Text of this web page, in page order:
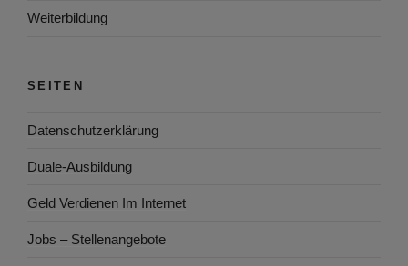
Weiterbildung
SEITEN
Datenschutzerklärung
Duale-Ausbildung
Geld Verdienen Im Internet
Jobs – Stellenangebote